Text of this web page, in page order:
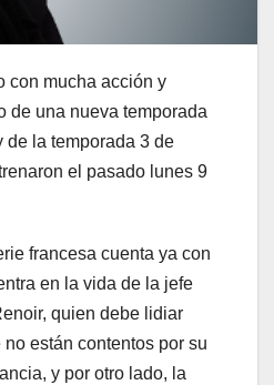
con mucha acción y
de una nueva temporada
de la temporada 3 de
el pasado lunes 9
francesa cuenta ya con
en la vida de la jefe
quien debe lidiar
están contentos por su
y por otro lado, la